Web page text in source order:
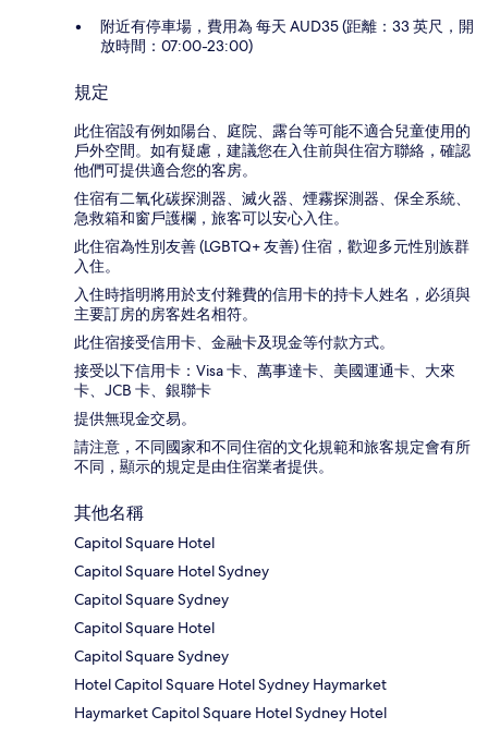
附近有停車場，費用為 每天 AUD35 (距離：33 英尺，開
放時間：07:00-23:00)
規定
此住宿設有例如陽台、庭院、露台等可能不適合兒童使用的
戶外空間。如有疑慮，建議您在入住前與住宿方聯絡，確認
他們可提供適合您的客房。
住宿有二氧化碳探測器、滅火器、煙霧探測器、保全系統、
急救箱和窗戶護欄，旅客可以安心入住。
此住宿為性別友善 (LGBTQ+ 友善) 住宿，歡迎多元性別族群
入住。
入住時指明將用於支付雜費的信用卡的持卡人姓名，必須與
主要訂房的房客姓名相符。
此住宿接受信用卡、金融卡及現金等付款方式。
接受以下信用卡：Visa 卡、萬事達卡、美國運通卡、大來
卡、JCB 卡、銀聯卡
提供無現金交易。
請注意，不同國家和不同住宿的文化規範和旅客規定會有所
不同，顯示的規定是由住宿業者提供。
其他名稱
Capitol Square Hotel
Capitol Square Hotel Sydney
Capitol Square Sydney
Capitol Square Hotel
Capitol Square Sydney
Hotel Capitol Square Hotel Sydney Haymarket
Haymarket Capitol Square Hotel Sydney Hotel